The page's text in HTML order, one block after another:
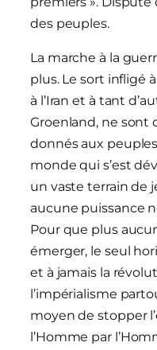
des peuples.
La marche à la
plus. Le sort infligé
à l’Iran et à tant
Groenland, ne sont
donnés aux
monde qui s’est
un vaste terrain de
aucune puissance
Pour que plus
émerger, le seul
et à jamais la
l’impérialisme
moyen de stopper
l’Homme par